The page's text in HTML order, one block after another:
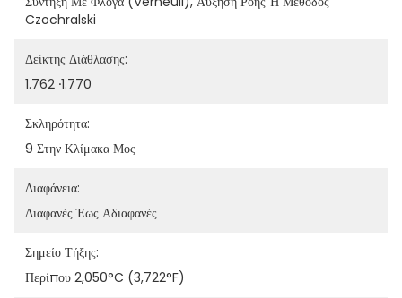
Czochralski
Δείκτης Διάθλασης:
1.762 ∙1.770
Σκληρότητα:
9 Στην Κλίμακα Μος
Διαφάνεια:
Διαφανές Έως Αδιαφανές
Σημείο Τήξης:
Περίπου 2,050°C (3,722°F)